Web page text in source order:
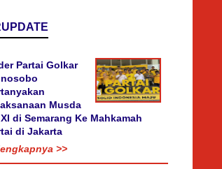
Partai Golkar
Musda
di Semarang Ke Mahkamah
di Jakarta
>>